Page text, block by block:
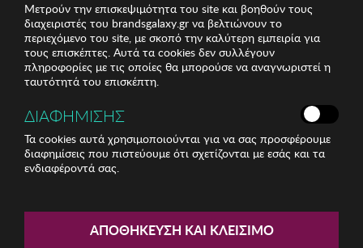
Δίσκος Zsa Zsa Zsu
Μετρούν την επισκεψιμότητα του site και βοηθούν τους
διαχειριστές του brandsgalaxy.gr να βελτιώνουν το
περιεχόμενο του site, με σκοπό την καλύτερη εμπειρία για
τους επισκέπτες. Αυτά τα cookies δεν συλλέγουν
πληροφορίες με τις οποίες θα μπορούσε να αναγνωριστεί η
ταυτότητά του επισκέπτη.
ΔΙΑΦΗΜΙΣΗΣ
Τα cookies αυτά χρησιμοποιούνται για να σας προσφέρουμε
διαφημίσεις που πιστεύουμε ότι σχετίζονται με εσάς και τα
ενδιαφέροντά σας.
ΑΠΟΘΉΚΕΥΣΗ ΚΑΙ ΚΛΕΊΣΙΜΟ